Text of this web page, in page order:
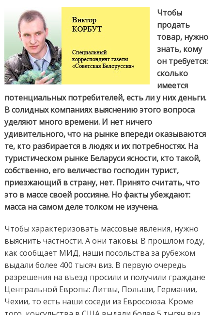
Чтобы
продать
товар, нужно
знать, кому
он требуется:
сколько
имеется
потенциальных потребителей, есть ли у них деньги.
В солидных компаниях выяснению этого вопроса
уделяют много времени. И нет ничего
удивительного, что на рынке впереди оказываются
те, кто разбирается в людях и их потребностях. На
туристическом рынке Беларуси ясности, кто такой,
собственно, его величество господин турист,
приезжающий в страну, нет. Принято считать, что
это в массе своей россияне. Но факты убеждают:
масса на самом деле толком не изучена.
Чтобы характеризовать массовые явления, нужно
выяснить частности. А они таковы. В прошлом году,
как сообщает МИД, наши посольства за рубежом
выдали более 400 тысяч виз. В первую очередь
разрешения на въезд просили и получили граждане
Центральной Европы: Литвы, Польши, Германии,
Чехии, то есть наши соседи из Евросоюза. Кроме